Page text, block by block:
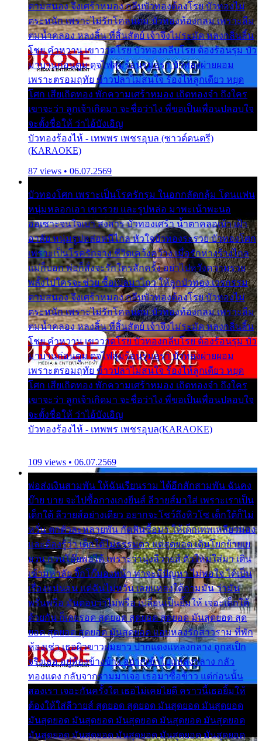
ตามสนอง จึงเศร้าหมอง กลีบบัวทองต้องโรย บัวทองไม่
ตระหนัก เพราะไม่รักโคลนตม บัวทองท้องกลม เพราะลืม
ตมน้ำคลอง หลงลิ้น ที่สิ้นสัตย์ เจ้าจึงไม่ระมัด หลงกลิ่นลิ้น
โชย คำหวาน เขาวาดโรย บัวทองกลีบโรย ต้องร้อนรุม บัว
มาบานก่อนตูม ดุจไฟสุมร้อนรุมอุรา บัวทองผ่ายผอม
เพราะตรอมฤทัย ข้าวปลาไม่สนใจ ร้องไห้ลูกเดียว หยุด
โศก เสียเถิดทอง พักความเศร้าหมอง เถิดทองจ๋า ถึงใคร
เขาจะว่า ลูกเจ้าเกิดมา จะชื่อว่าไง พี่ขอเป็นเพื่อนปลอบใจ
จะตั้งชื่อให้ ว่าไอ้บังเอิญ
บัวทองร้องไห้ - เทพพร เพชรอุบล (ซาวด์ดนตรี)
(KARAOKE)
87 views • 06.07.2569
บัวทองโศก เพราะเป็นโรครักรุม ในอกกลัดกลุ้ม โดนแฟน
หนุ่มหลอกเอา เขารวย และรูปหล่อ มาพะเน้าพะนอ
ออเซาะจนใจเบา สงสาร บัวทองเศร้า น้ำตาคลอเบ้า เฝ้า
อาลัย หนุ่มรูปหล่อหนีไกล หัวใจบัวทองระรวย บัวทองโศก
เพราะเป็นโรครักจาง ชีวิตเคว้งคว้าง เมื่อรักห่างร้างไกล
แม่ก็บอก พ่อก็สั่งจะรักใครสักครั้ง อย่าไปหวังความรวย
พลั้งไปใครจะช่วย ซื้อเปลมาไกว ให้ลูกบัวทอง เวรกรรม
ตามสนอง จึงเศร้าหมอง กลีบบัวทองต้องโรย บัวทองไม่
ตระหนัก เพราะไม่รักโคลนตม บัวทองท้องกลม เพราะลืม
ตมน้ำคลอง หลงลิ้น ที่สิ้นสัตย์ เจ้าจึงไม่ระมัด หลงกลิ่นลิ้น
โชย คำหวาน เขาวาดโรย บัวทองกลีบโรย ต้องร้อนรุม บัว
มาบานก่อนตูม ดุจไฟสุมร้อนรุมอุรา บัวทองผ่ายผอม
เพราะตรอมฤทัย ข้าวปลาไม่สนใจ ร้องไห้ลูกเดียว หยุด
โศก เสียเถิดทอง พักความเศร้าหมอง เถิดทองจ๋า ถึงใคร
เขาจะว่า ลูกเจ้าเกิดมา จะชื่อว่าไง พี่ขอเป็นเพื่อนปลอบใจ
จะตั้งชื่อให้ ว่าไอ้บังเอิญ
บัวทองร้องไห้ - เทพพร เพชรอุบล(KARAOKE)
109 views • 06.07.2569
พ่อส่งเงินสามพัน ให้ฉันเรียนราม ได้อีกสักสามพัน ฉันคง
บ๊าย บาย จะไปซื้อกางเกงยีนส์ ลีวายส์มาใส่ เพราะเราเป็น
เด็กใต้ ลีวายส์อย่างเดียว อยากจะโชว์ถึงหิวโซ เด็กใต้ก็ไม่
หวั่น ตกตัวละหลายพัน กัดฟันซื้อมา ให้เด็กเทพเหลียวมอง
และต้องรู้ว่า เด็กใต้ไม่ธรรมดา แต่สุดยอด เดินโยกย้ายเย
ยวน กวนโอ๊ยพอได้ เพราะว่านุ่งลีวายส์ ตัวใหม่ใส่มา เดิน
เข้ามหาลัย จิ๊กโก๊มองหน้า ท่าจะมีปัญหา ไม่พอใจ ได้เป็น
เรื่องแน่นอน แต่ฉันไม่หวั่น เลยแหลงใต้ถามมัน ว่ามัน
พรั่นพรือ มันตอบว่าไม่พรื่อ เปลี่ยนเป็นยิ้มให้ เจอะเด็กใต้
ด้วยกัน ก็เลยรอด สุดยอด สุดยอด สุดยอด มันสุดยอด สุด
ยอด สุดยอด สุดยอด มันสุดยอด แอบหลงรักสาวราม ที่พัก
ห้องเช่า เธอผิวขาวผมยาว ปากแดงแหลงกลาง ถูกสเป็ก
จริงเธอ อยู่ห้องข้างข้าง อยากเข้าไปแหลงกลาง กลัว
ทองแดง กลับจากรามมาเจอ เธอมาซื้อข้าว แต่ก่อนนั้น
สองเรา เจอะกันครั้งใด เธอไม่เคยไยดี คราวนี้เธอยิ้มให้
ต้องให้ใส่ลีวายส์ สุดยอด สุดยอด มันสุดยอด มันสุดยอด
มันสุดยอด มันสุดยอด มันสุดยอด มันสุดยอด มันสุดยอด
มันสุดยอด มันสุดยอด มันสุดยอด มันสุดยอด มันสุดยอด